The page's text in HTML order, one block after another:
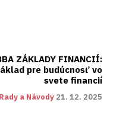
ZÁKLADY FINANCIÍ:
pre budúcnosť vo
svete financií
Rady a Návody 21. 12. 2025